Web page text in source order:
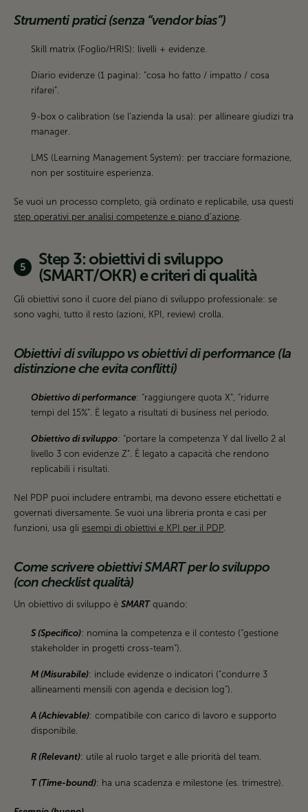
Strumenti pratici (senza “vendor bias”)
Skill matrix (Foglio/HRIS): livelli + evidenze.
Diario evidenze (1 pagina): “cosa ho fatto / impatto / cosa
rifarei”.
9-box o calibration (se l’azienda la usa): per allineare giudizi tra
manager.
LMS (Learning Management System): per tracciare formazione,
non per sostituire esperienza.
Se vuoi un processo completo, già ordinato e replicabile, usa questi
step operativi per analisi competenze e piano d’azione.
Step 3: obiettivi di sviluppo
(SMART/OKR) e criteri di qualità
Gli obiettivi sono il cuore del piano di sviluppo professionale: se
sono vaghi, tutto il resto (azioni, KPI, review) crolla.
Obiettivi di sviluppo vs obiettivi di performance (la
distinzione che evita conflitti)
Obiettivo di performance: “raggiungere quota X”, “ridurre
tempi del 15%”. È legato a risultati di business nel periodo.
Obiettivo di sviluppo: “portare la competenza Y dal livello 2 al
livello 3 con evidenze Z”. È legato a capacità che rendono
replicabili i risultati.
Nel PDP puoi includere entrambi, ma devono essere etichettati e
governati diversamente. Se vuoi una libreria pronta e casi per
funzioni, usa gli esempi di obiettivi e KPI per il PDP.
Come scrivere obiettivi SMART per lo sviluppo
(con checklist qualità)
Un obiettivo di sviluppo è SMARTquando:
S (Specifico): nomina la competenza e il contesto (“gestione
stakeholder in progetti cross-team”).
M (Misurabile): include evidenze o indicatori (“condurre 3
allineamenti mensili con agenda e decision log”).
A (Achievable): compatibile con carico di lavoro e supporto
disponibile.
R (Relevant): utile al ruolo target e alle priorità del team.
T (Time-bound): ha una scadenza e milestone (es. trimestre).